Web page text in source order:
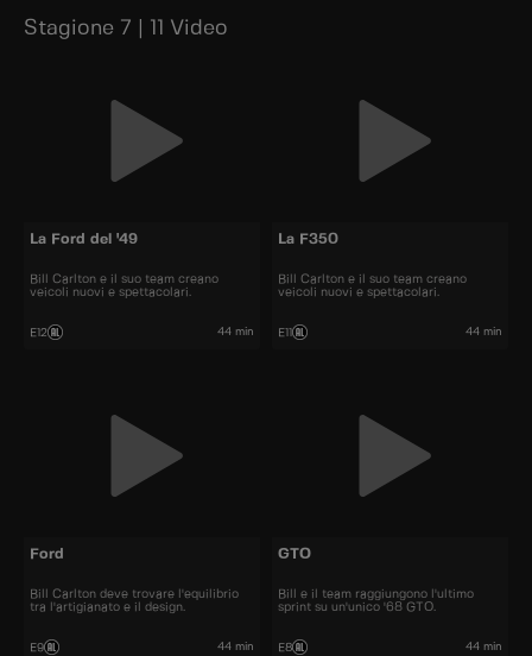
Stagione 7 | 11 Video
La Ford del '49
Bill Carlton e il suo team creano
veicoli nuovi e spettacolari.
E12 44 min
La F350
Bill Carlton e il suo team creano
veicoli nuovi e spettacolari.
E11 44 min
Ford
Bill Carlton deve trovare l'equilibrio
tra l'artigianato e il design.
E9 44 min
GTO
Bill e il team raggiungono l'ultimo
sprint su un'unico '68 GTO.
E8 44 min